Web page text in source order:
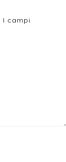
I campi